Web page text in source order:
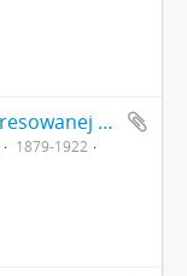
Wycinek z koperty zaadresowanej do Redakcji czasopisma Wisła (druk rękopis znaczki stemple) strona 1: awers
1879-1922